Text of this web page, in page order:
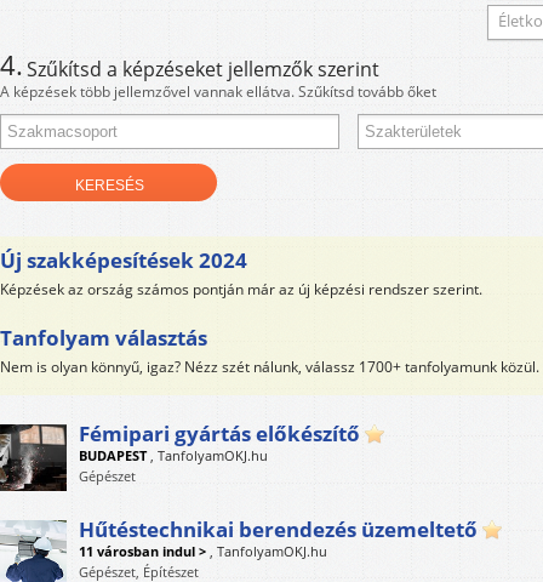
4.Szűkítsd a képzéseket jellemzők szerint
A képzések több jellemzővel vannak ellátva. Szűkítsd tovább őket
Új szakképesítések 2024
Képzések az ország számos pontján már az új képzési rendszer szerint.
Tanfolyam választás
Nem is olyan könnyű, igaz? Nézz szét nálunk, válassz 1700+ tanfolyamunk közül.
Fémipari gyártás előkészítő
BUDAPEST, TanfolyamOKJ.hu
Gépészet
Hűtéstechnikai berendezés üzemeltető
11 városban indul > , TanfolyamOKJ.hu
Gépészet, Építészet